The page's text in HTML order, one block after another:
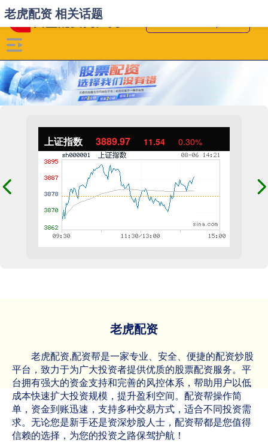
上证指数 3889.97 11.54 0.30%
老虎配资
老虎配资,配资帮是一家专业、安全、便捷的配资炒股
平台，致力于为广大投资者提供优质的股票配资服务。平
台拥有强大的资金支持和完善的风控体系，帮助用户以低
成本快速扩大投资规模，提升盈利空间。配资帮操作简
单，资金到账迅速，支持多种交易方式，适合不同投资需
求。无论您是新手还是资深炒股人士，配资帮都是您值得
信赖的选择，为您的投资之路保驾护航！
老虎配资 相关话题